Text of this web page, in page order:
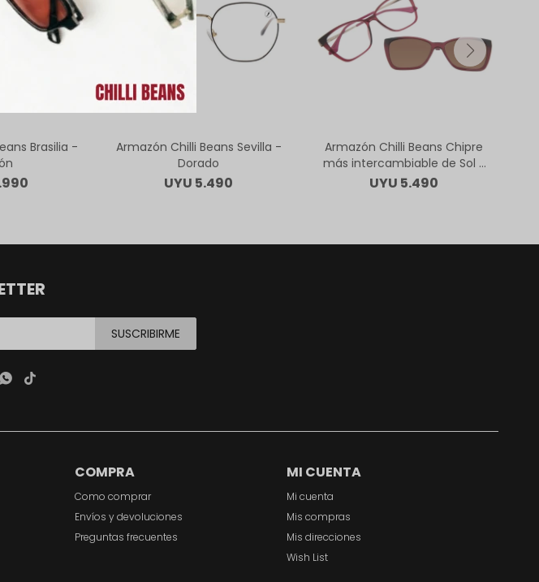
Brasilia -
Armazón Chilli Beans Sevilla -
Dorado
UYU 5.490
Armazón Chilli Beans Chipre
más intercambiable de Sol -
Bordó
UYU 5.490
COMPRA
Como comprar
Envíos y devoluciones
Preguntas frecuentes
MI CUENTA
Mi cuenta
Mis compras
Mis direcciones
Wish List
SUSCRIBIRME
 